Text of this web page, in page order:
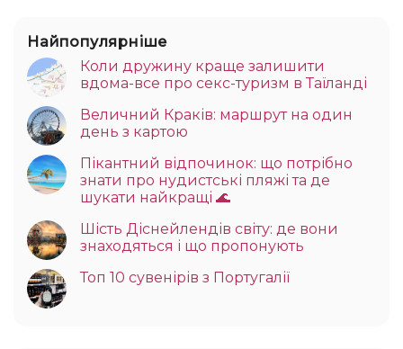
Найпопулярніше
Коли дружину краще залишити
вдома-все про секс-туризм в Таїланді
Величний Краків: маршрут на один
день з картою
Пікантний відпочинок: що потрібно
знати про нудистські пляжі та де
шукати найкращі 🌊
Шість Діснейлендів світу: де вони
знаходяться і що пропонують
Топ 10 сувенірів з Португалії